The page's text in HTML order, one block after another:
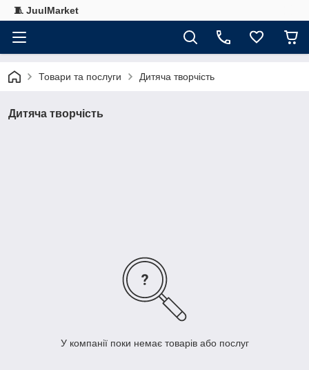
🧵 JuulMarket
Товари та послуги Дитяча творчість
Дитяча творчість
У компанії поки немає товарів або послуг